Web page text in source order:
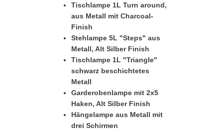
Tischlampe 1L Turn around,
aus Metall mit Charcoal-
Finish
Stehlampe 5L "Steps" aus
Metall, Alt Silber Finish
Tischlampe 1L "Triangle"
schwarz beschichtetes
Metall
Garderobenlampe mit 2x5
Haken, Alt Silber Finish
Hängelampe aus Metall mit
drei Schirmen